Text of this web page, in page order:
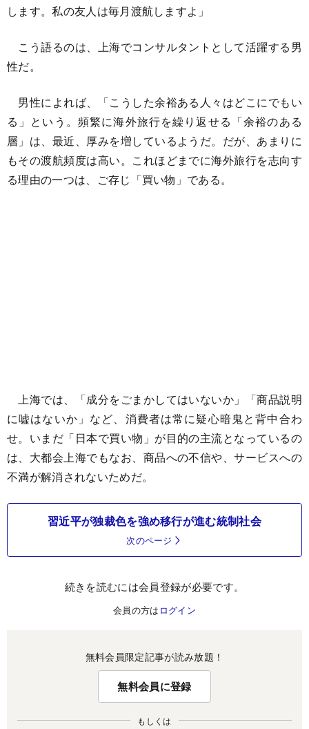
します。私の友人は毎月渡航しますよ」
こう語るのは、上海でコンサルタントとして活躍する男
性だ。
男性によれば、「こうした余裕ある人々はどこにでもい
る」という。頻繁に海外旅行を繰り返せる「余裕のある
層」は、最近、厚みを増しているようだ。だが、あまりに
もその渡航頻度は高い。これほどまでに海外旅行を志向す
る理由の一つは、ご存じ「買い物」である。
上海では、「成分をごまかしてはいないか」「商品説明
に嘘はないか」など、消費者は常に疑心暗鬼と背中合わ
せ。いまだ「日本で買い物」が目的の主流となっているの
は、大都会上海でもなお、商品への不信や、サービスへの
不満が解消されないためだ。
習近平が独裁色を強め移行が進む統制社会
次のページ
続きを読むには会員登録が必要です。
会員の方は ログイン
無料会員限定記事が読み放題！
無料会員に登録
もしくは